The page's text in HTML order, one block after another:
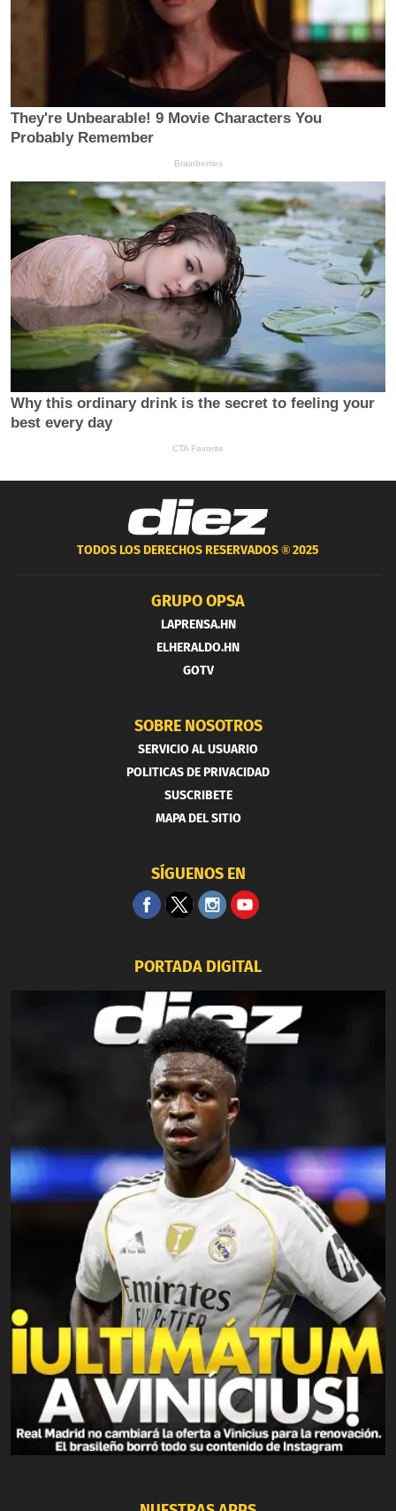
TODOS LOS DERECHOS RESERVADOS ®2025
GRUPO OPSA
LAPRENSA.HN
ELHERALDO.HN
GOTV
SOBRE NOSOTROS
SERVICIO AL USUARIO
POLITICAS DE PRIVACIDAD
SUSCRIBETE
MAPA DEL SITIO
SÍGUENOS EN
PORTADA DIGITAL